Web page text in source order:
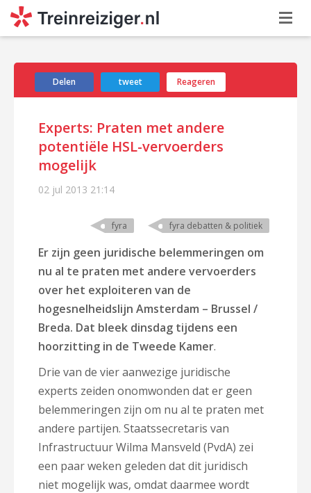
Delen tweet Reageren
Experts: Praten met andere
potentiële HSL-vervoerders
mogelijk
02 jul 2013 21:14
fyra fyra debatten & politiek
Er zijn geen juridische belemmeringen om
nu al te praten met andere vervoerders
over het exploiteren van de
hogesnelheidslijn Amsterdam – Brussel /
Breda. Dat bleek dinsdag tijdens een
hoorzitting in de Tweede Kamer.
Drie van de vier aanwezige juridische
experts zeiden onomwonden dat er geen
belemmeringen zijn om nu al te praten met
andere partijen. Staatssecretaris van
Infrastructuur Wilma Mansveld (PvdA) zei
een paar weken geleden dat dit juridisch
niet mogelijk was, omdat daarmee wordt